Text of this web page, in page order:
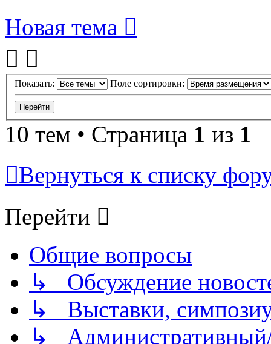
Новая тема
Показать: Поле сортировки:
10 тем • Страница 1 из 1
Вернуться к списку
Перейти
Общие вопросы
↳ Обсуждение
↳ Выставки,
↳